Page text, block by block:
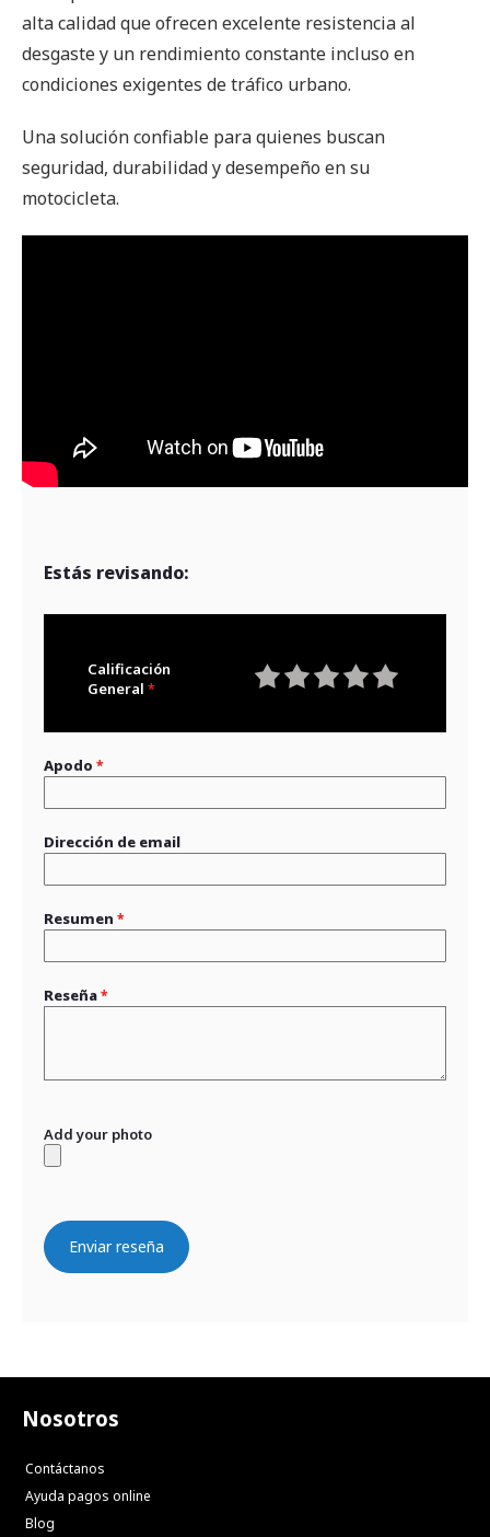
alta calidad que ofrecen excelente resistencia al
desgaste y un rendimiento constante incluso en
condiciones exigentes de tráfico urbano.
Una solución confiable para quienes buscan
seguridad, durabilidad y desempeño en su
motocicleta.
Estás revisando:
Calificación
General
Apodo
Dirección de email
Resumen
Reseña
Add your photo
Enviar reseña
Nosotros
Contáctanos
Ayuda pagos online
Blog